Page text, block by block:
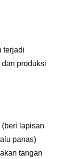
terjadi
produksi
lapisan
panas)
tangan